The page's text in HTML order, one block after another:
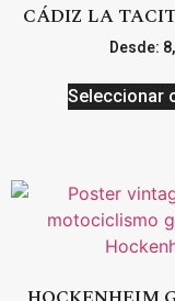
CÁDIZ LA
Desde:
Seleccionar